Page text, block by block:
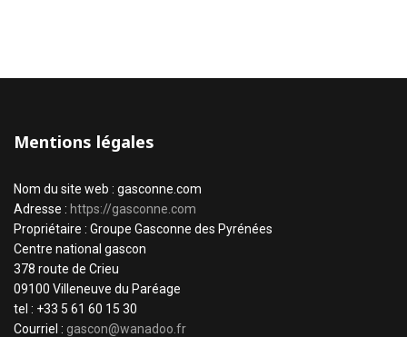
Mentions légales
Nom du site web : gasconne.com
Adresse : https://gasconne.com
Propriétaire : Groupe Gasconne des Pyrénées
Centre national gascon
378 route de Crieu
09100 Villeneuve du Paréage
tel : +33 5 61 60 15 30
Courriel : gascon@wanadoo.fr